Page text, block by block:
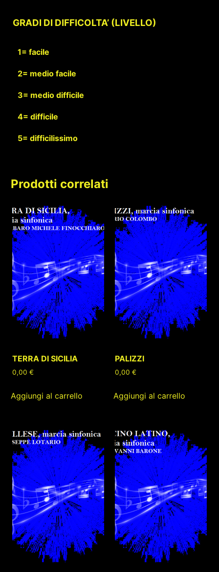
GRADI DI DIFFICOLTA’ (LIVELLO)
1= facile
2= medio facile
3= medio difficile
4= difficile
5= difficilissimo
Prodotti correlati
TERRA DI SICILIA
0,00€
Aggiungi al carrello
PALIZZI
0,00€
Aggiungi al carrello